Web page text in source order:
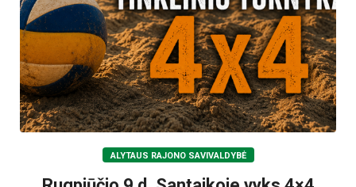
ALYTAUS RAJONO SAVIVALDYBĖ